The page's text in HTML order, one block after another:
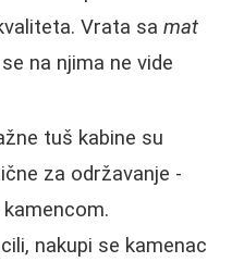
Vrata sa mat
na njima ne vide
tuš kabine su
za održavanje -
nakupi se kamenac